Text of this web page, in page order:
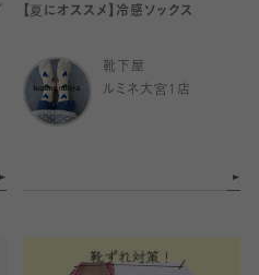
【夏にオススメ】冷感ソックス
靴下屋
ルミネ大宮1店